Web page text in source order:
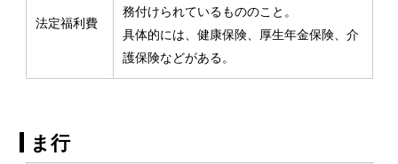
法定福利費
務付けられているもののこと。
具体的には、健康保険、厚生年金保険、介
護保険などがある。
ま行